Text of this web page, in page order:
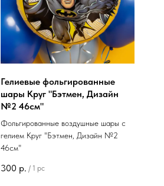
Гелиевые фольгированные
шары Круг "Бэтмен, Дизайн
№2 46см"
Фольгированные воздушные шары с
гелием Круг "Бэтмен, Дизайн №2
46см"
300 р. / 1 pc